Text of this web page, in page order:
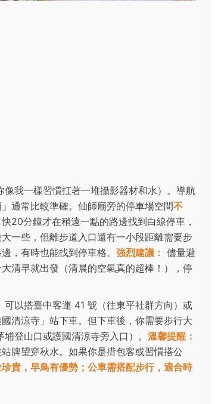
我一樣習慣扛著一堆攝影器材和水）。導航
通常比較準確。仙師廟旁的停車場空間不
20分鐘才在稍遠一點的路邊找到白線停車，
一些，但離步道入口還有一小段距離需要步
，有時也能找到停車格。 強烈建議： 儘量避
清早就出發（清晨的空氣真的超棒！），停
以搭臺中客運 41 號（往東平社群方向）或
清涼寺」站下車。但下車後，你需要步行大
登山口或護國清涼寺旁入口）。 溫馨提醒：
牌望穿秋水。如果你是揹包客或習慣搭公
貴，早鳥有優勢；公車需搭配步行，適合時